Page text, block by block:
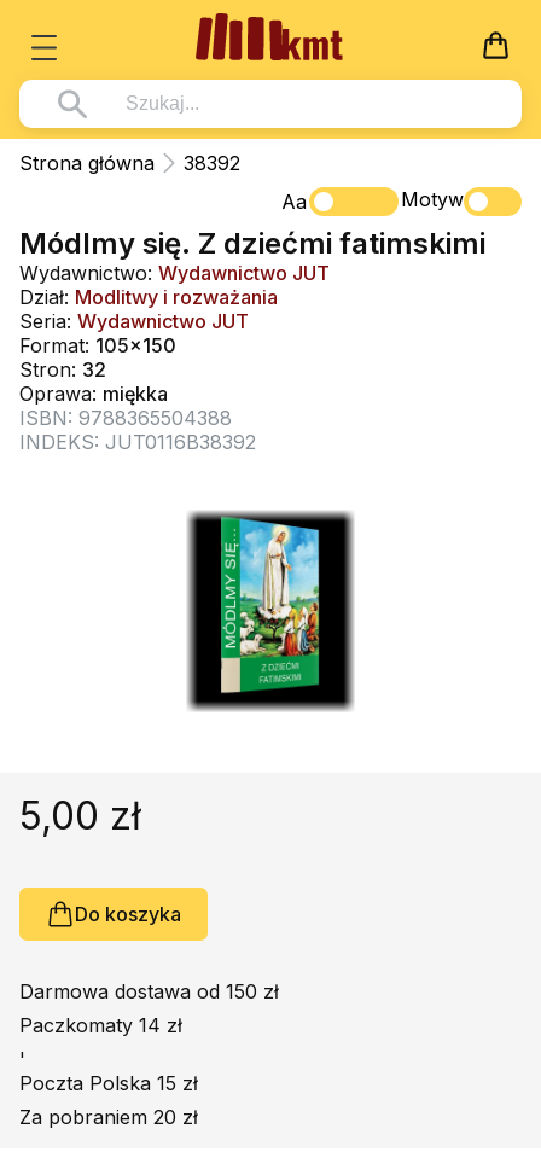
Książki
Wszystko z kategorii - Książki
Pismo Święte
Kościół Katolicki
Duszpasterstwo
Teologia
Życie chrześcijańskie
Poradniki, leksykony...
Podręczniki szkolne
Wszystko z kategorii - Multimedia
DVD
CD-ROM
Muzyka
Rekolekcje i inne na CD
Muzyka klasyczna
Dla Dzieci
Wszystko z kategorii - Dla Dzieci
Literatura (D)
Płyty, DVD (D)
Podręczniki i pomoce dydaktyczne
Podręczniki
Wszystko z kategorii - Podręczniki
Podręczniki i pomoce dydaktyczne
Zabawa i Nauka
Nowości
Zaloguj się
Strona główna
38392
Aa
Motyw
Módlmy się. Z dziećmi fatimskimi
Wydawnictwo: Wydawnictwo JUT
Dział: Modlitwy i rozważania
Seria: Wydawnictwo JUT
Format: 105x150
Stron: 32
Oprawa: miękka
ISBN: 9788365504388
INDEKS: JUT0116B38392
5,00 zł
Do koszyka
Darmowa dostawa od 150 zł
Paczkomaty 14 zł
'
Poczta Polska 15 zł
Za pobraniem 20 zł